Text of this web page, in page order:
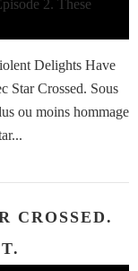
Delights Have
Star Crossed. Sous
ou moins hommage
CROSSED.